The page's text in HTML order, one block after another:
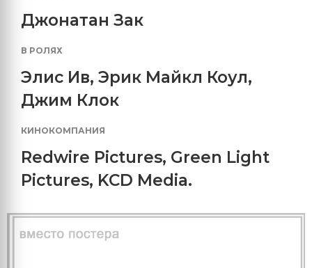
Джонатан Зак
В РОЛЯХ
Элис Ив, Эрик Майкл Коул,
Джим Клок
КИНОКОМПАНИЯ
Redwire Pictures, Green Light
Pictures, KCD Media.